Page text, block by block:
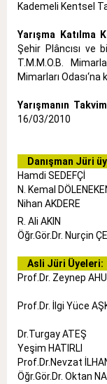
Kademeli Kentsel
Yarışma Katılma
Şehir Plâncısı ve
T.M.M.O.B.
Mimarları
Yarışmanın
16/03/2010
Danışman Jüri
Hamdi SEDEFÇİ
N. Kemal
Nihan AKDERE
R. Ali AKIN
Öğr.Gör.Dr. Nurçin
Asli Jüri Üyeleri:
Prof.Dr. Zeynep
Prof.Dr. İlgi Yüce
Dr.Turgay ATEŞ
Yeşim HATIRLI
Prof.Dr.Nevzat
Öğr.Gör.Dr. Oktan